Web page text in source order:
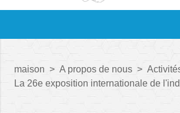
maison > A propos de nous >
La 26e exposition internationale de